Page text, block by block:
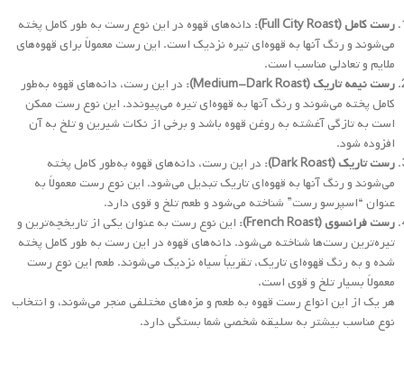
رست فرانسوی (French Roast):
این نوع رست به عنوان یکی از تاریخچه‌ترین و
تیره‌ترین رست‌ها شناخته می‌شود. دانه‌های قهوه در این رست به طور کامل پخته
شده و به رنگ قهوه‌ای تاریک، تقریباً سیاه نزدیک می‌شوند. طعم این نوع رست
معمولاً بسیار تلخ و قوی است.
هر یک از این انواع رست قهوه به طعم و مزه‌های مختلفی منجر می‌شوند، و انتخاب
نوع مناسب بیشتر به سلیقه شخصی شما بستگی دارد.